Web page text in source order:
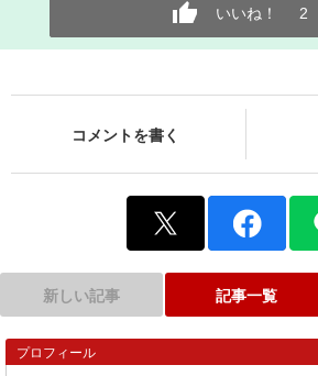
いいね！ 2
コメントを書く
新しい記事 記事一覧
プロフィール